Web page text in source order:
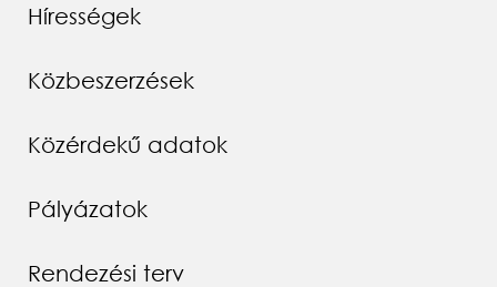
Hírességek
Közbeszerzések
Közérdekű adatok
Pályázatok
Rendezési terv